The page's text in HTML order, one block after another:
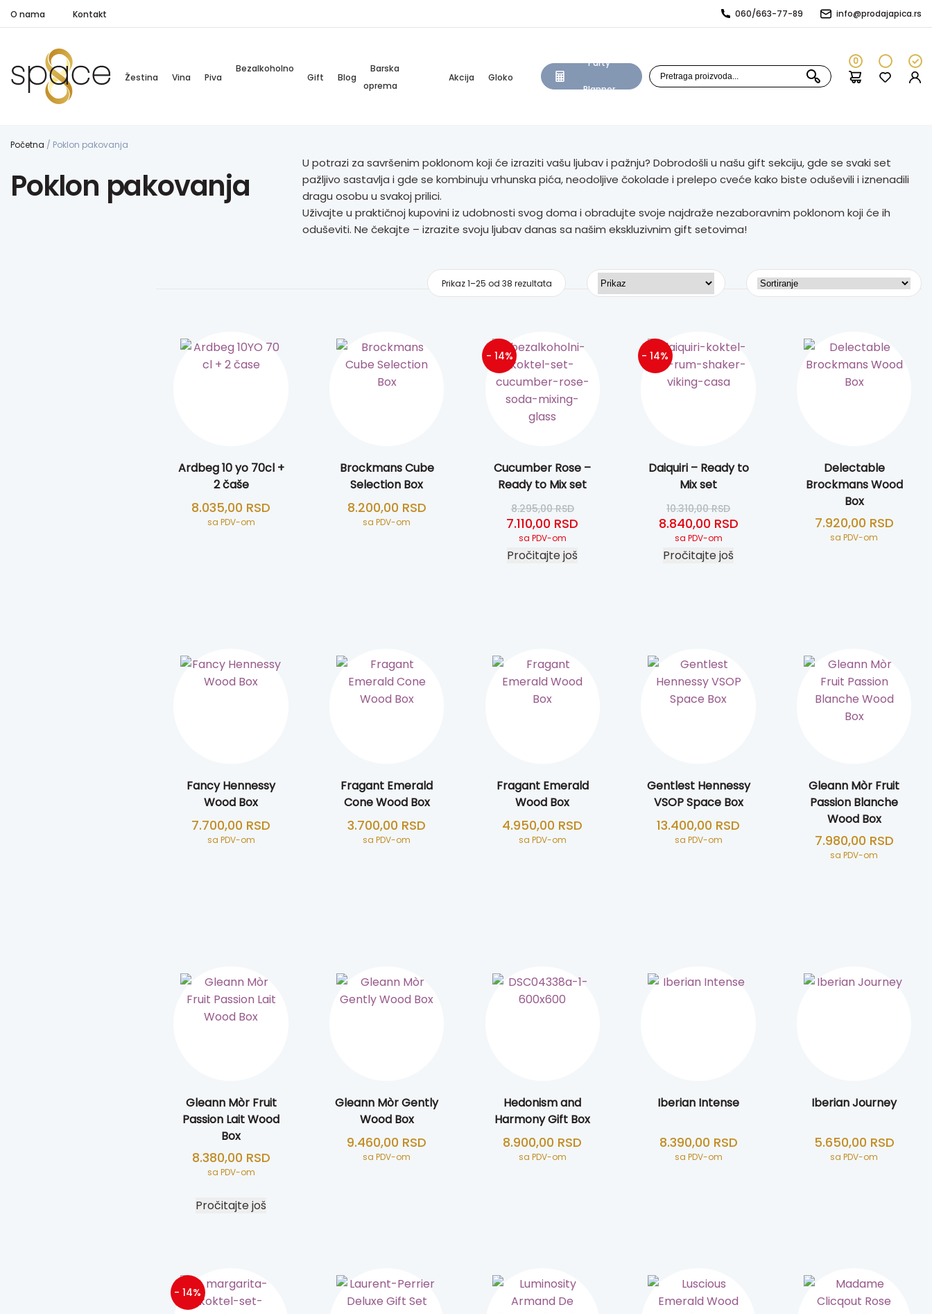
O nama Kontakt 060/663-77-89 info@prodajapica.rs
Žestina Vina Piva
Bezalkoholno
Gift Blog
Barska
oprema
Akcija Gloko
Party
Planner
0
Početna / Poklon pakovanja
Poklon pakovanja
Prikaz 1–25 od 38 rezultata
Ardbeg 10 yo 70cl +
2 čaše
8.035,00 RSD
sa PDV-om
Brockmans Cube
Selection Box
8.200,00 RSD
sa PDV-om
Cucumber Rose –
Ready to Mix set
- 14%
8.295,00RSD
Originalna cena je bila: 8.295,00 RSD.
7.110,00 RSD Trenutna cena je: 7.110,00 RSD.
sa PDV-om
Pročitajte još
Daiquiri – Ready to
Mix set
- 14%
10.310,00RSD
Originalna cena je bila: 10.310,00 RSD.
8.840,00 RSDTrenutna cena je: 8.840,00 RSD.
sa PDV-om
Pročitajte još
Delectable
Brockmans Wood
Box
7.920,00 RSD
sa PDV-om
Fancy Hennessy
Wood Box
7.700,00 RSD
sa PDV-om
Fragant Emerald
Cone Wood Box
3.700,00 RSD
sa PDV-om
Fragant Emerald
Wood Box
4.950,00 RSD
sa PDV-om
Gentlest Hennessy
VSOP Space Box
13.400,00 RSD
sa PDV-om
Gleann Mòr Fruit
Passion Blanche
Wood Box
7.980,00 RSD
sa PDV-om
Gleann Mòr Fruit
Passion Lait Wood
Box
8.380,00 RSD
sa PDV-om
Pročitajte još
Gleann Mòr Gently
Wood Box
9.460,00 RSD
sa PDV-om
Hedonism and
Harmony Gift Box
8.900,00 RSD
sa PDV-om
Iberian Intense
8.390,00 RSD
sa PDV-om
Iberian Journey
5.650,00 RSD
sa PDV-om
- 14%
U potrazi za savršenim poklonom koji će izraziti vašu ljubav i pažnju? Dobrodošli u našu gift sekciju, gde se svaki set
pažljivo sastavlja i gde se kombinuju vrhunska pića, neodoljive čokolade i prelepo cveće kako biste oduševili i iznenadili
dragu osobu u svakoj prilici.
Uživajte u praktičnoj kupovini iz udobnosti svog doma i obradujte svoje najdraže nezaboravnim poklonom koji će ih
oduševiti. Ne čekajte – izrazite svoju ljubav danas sa našim ekskluzivnim gift setovima!